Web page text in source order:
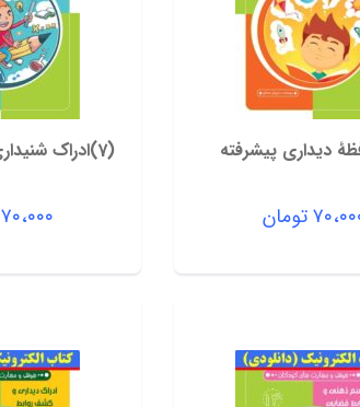
تومان
(7)ادراک شنیداری و درک مطلب
۷۰،۰۰۰